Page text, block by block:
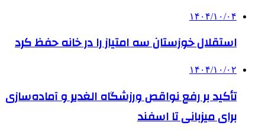
۱۴۰۴/۱۰/۰۴
استقلال خوزستان سه امتیاز را در خانه حفظ کرد
۱۴۰۴/۱۰/۰۲
تأکید بر رفع نواقص ورزشگاه الغدیر و آماده‌سازی
برای میزبانی تا اسفند